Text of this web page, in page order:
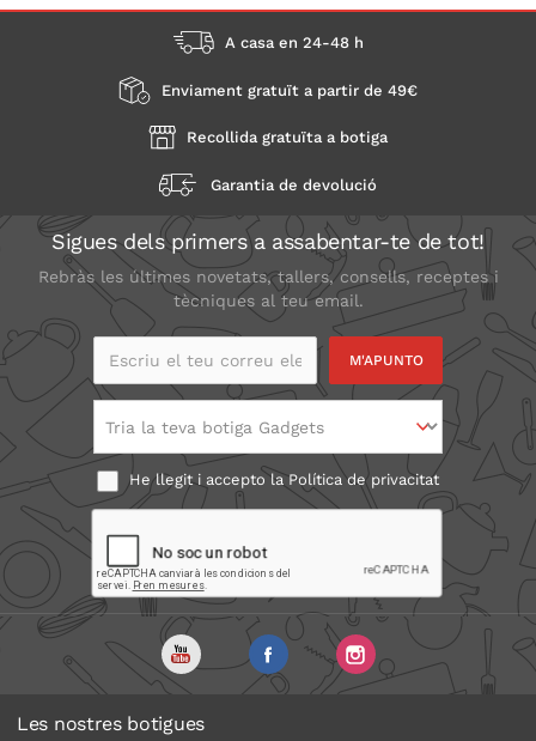
A casa en 24-48 h
Enviament gratuït a partir de 49€
Recollida gratuïta a botiga
Garantia de devolució
Sigues dels primers a assabentar-te de tot!
Rebràs les últimes novetats, tallers, consells, receptes i
tècniques al teu email.
Escriu el teu correu
Tria la teva botiga Gadgets
He llegit i accepto laPolítica de privacitat
Les nostres botigues